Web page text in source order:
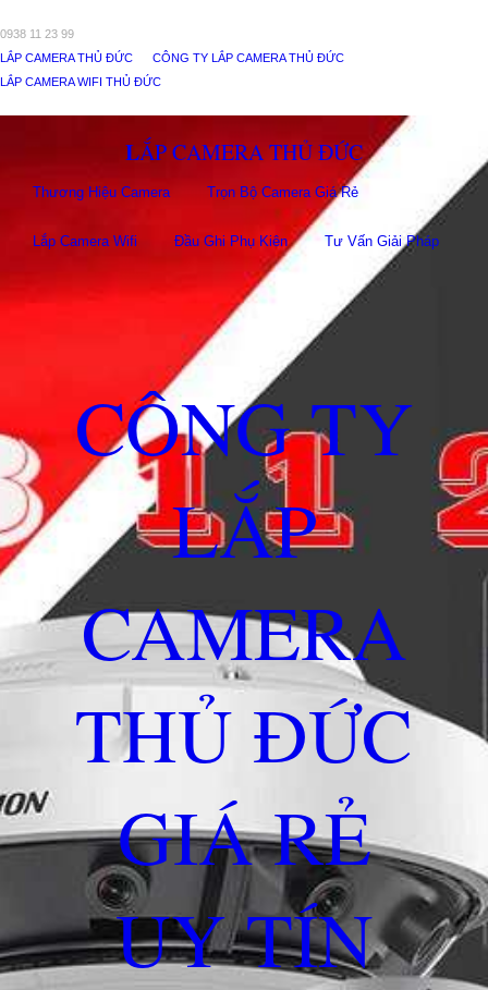
0938 11 23 99
LẮP CAMERA THỦ ĐỨC
CÔNG TY LẮP CAMERA THỦ ĐỨC
LẮP CAMERA WIFI THỦ ĐỨC
LẮP CAMERA THỦ ĐỨC
Thương Hiệu Camera Trọn Bộ Camera Giá Rẻ
Lắp Camera Wifi Đầu Ghi Phụ Kiên Tư Vấn Giải Pháp
CÔNG TY
LẮP
CAMERA
THỦ ĐỨC
GIÁ RẺ
UY TÍN